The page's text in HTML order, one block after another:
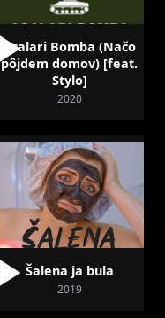
Acalari Bomba (Načo
pôjdem domov) [feat.
Stylo]
2020
Šalena ja bula
2019